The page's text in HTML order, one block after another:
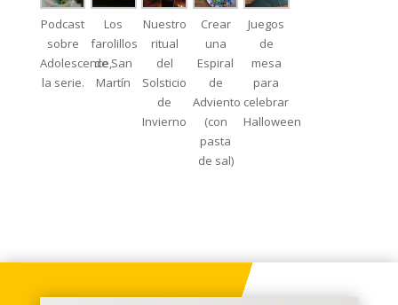
Podcast
sobre
Adolescence,
la serie.
Los
farolillos
de San
Martín
Nuestro
ritual
del
Solsticio
de
Invierno
Crear
una
Espiral
de
Adviento
(con
pasta
de sal)
Juegos
de
mesa
para
celebrar
Halloween